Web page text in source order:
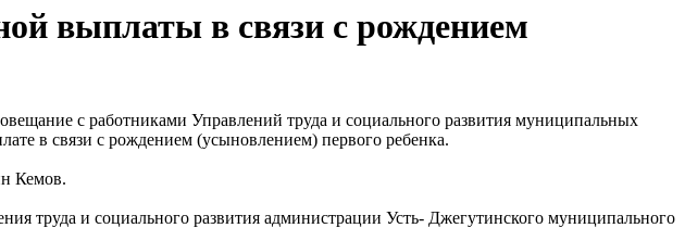
выплаты в связи с рождением
с работниками Управлений труда и социального развития муниципальных
в связи с рождением (усыновлением) первого ребенка.
Кемов.
труда и социального развития администрации Усть- Джегутинского муниципального